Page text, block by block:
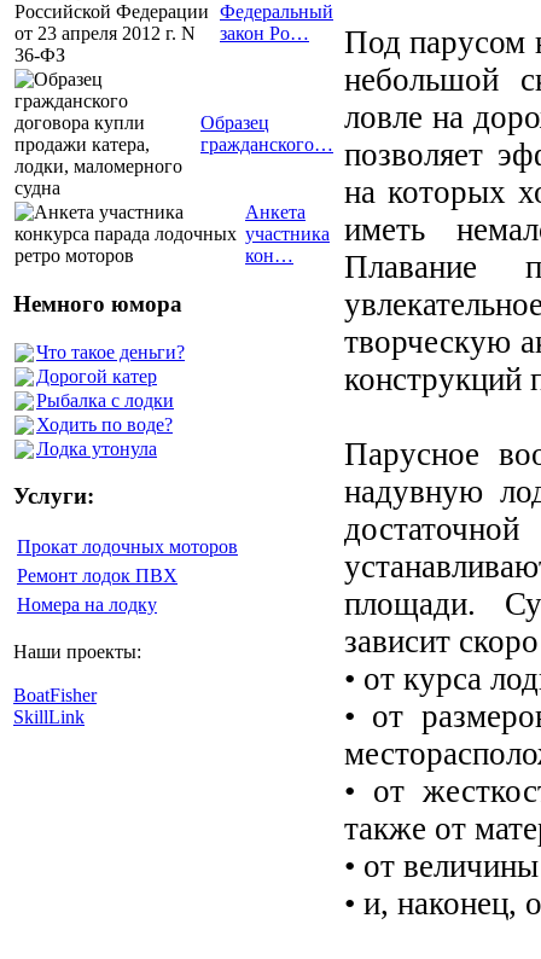
Федеральный
закон Ро…
Образец
гражданского…
Анкета
участника
кон…
Немного юмора
Что такое деньги?
Дорогой катер
Рыбалка с лодки
Ходить по воде?
Лодка утонула
Услуги:
Прокат лодочных моторов
Ремонт лодок ПВХ
Номера на лодку
Наши проекты:
BoatFisher
SkillLink
Под парусом
небольшой
ловле на
позволяет
на которых
иметь
Плавание
творческую
конструкций
Парусное
надувную
площади.
зависит
• от курса
• от
• от
также от
• от
• и, наконец,